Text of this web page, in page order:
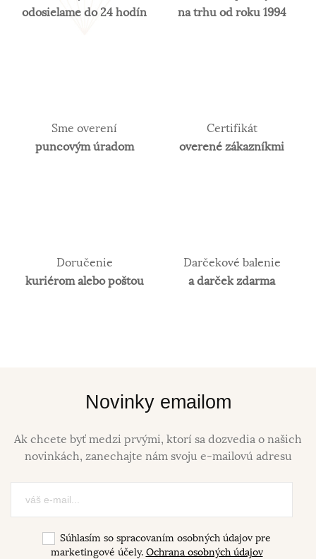
šperkov.
odosielame do 24 hodín
na trhu od roku 1994
Sme overení
puncovým úradom
Certifikát
overené zákazníkmi
Doručenie
kuriérom alebo poštou
Darčekové balenie
a darček zdarma
Novinky emailom
Ak chcete byť medzi prvými, ktorí sa dozvedia o našich
novinkách, zanechajte nám svoju e-mailovú adresu
Súhlasím so spracovaním osobných údajov pre
marketingové účely. Ochrana osobných údajov